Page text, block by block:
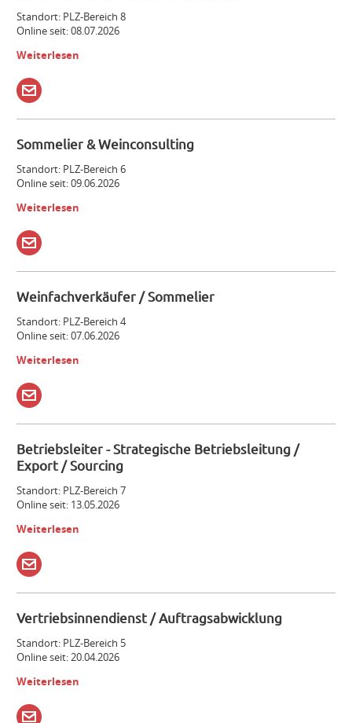
Standort: PLZ-Bereich 8
Online seit: 08.07.2026
Weiterlesen
Sommelier & Weinconsulting
Standort: PLZ-Bereich 6
Online seit: 09.06.2026
Weiterlesen
Weinfachverkäufer / Sommelier
Standort: PLZ-Bereich 4
Online seit: 07.06.2026
Weiterlesen
Betriebsleiter - Strategische Betriebsleitung /
Export / Sourcing
Standort: PLZ-Bereich 7
Online seit: 13.05.2026
Weiterlesen
Vertriebsinnendienst / Auftragsabwicklung
Standort: PLZ-Bereich 5
Online seit: 20.04.2026
Weiterlesen